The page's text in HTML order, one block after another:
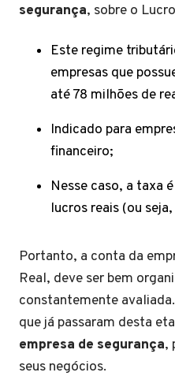
segurança, sobre o
Este regime
empresas que
até 78 milhões de
Indicado para
financeiro;
Nesse caso, a taxa
lucros reais (ou
Portanto, a conta da
Real, deve ser bem
constantemente
que já passaram desta
empresa de segurança,
seus negócios.